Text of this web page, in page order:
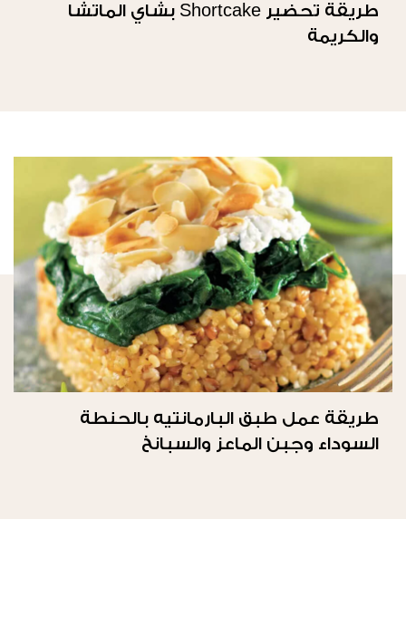
طريقة تحضير Shortcake بشاي الماتشا
والكريمة
طريقة عمل طبق البارمانتيه بالحنطة
السوداء وجبن الماعز والسبانخ